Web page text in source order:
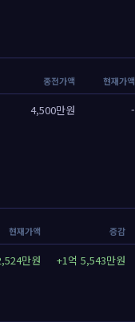
종전가액 현재가액
4,500만원 -
현재가액 증감
만원 +1억 5,543만원